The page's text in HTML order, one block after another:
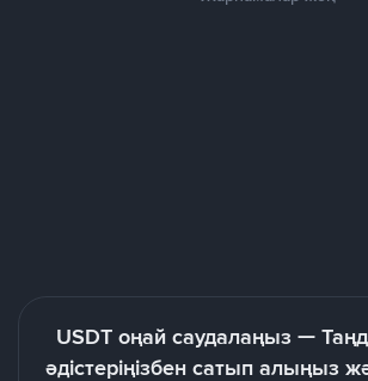
USDT оңай саудалаңыз —
әдістеріңізбен сатып алыңыз